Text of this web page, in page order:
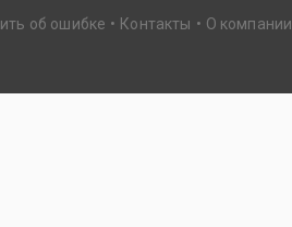
об ошибке Контакты О компании